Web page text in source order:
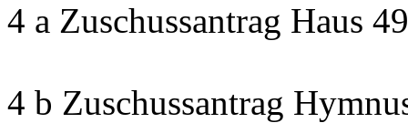
4 a Zuschussantrag Haus 49
4 b Zuschussantrag